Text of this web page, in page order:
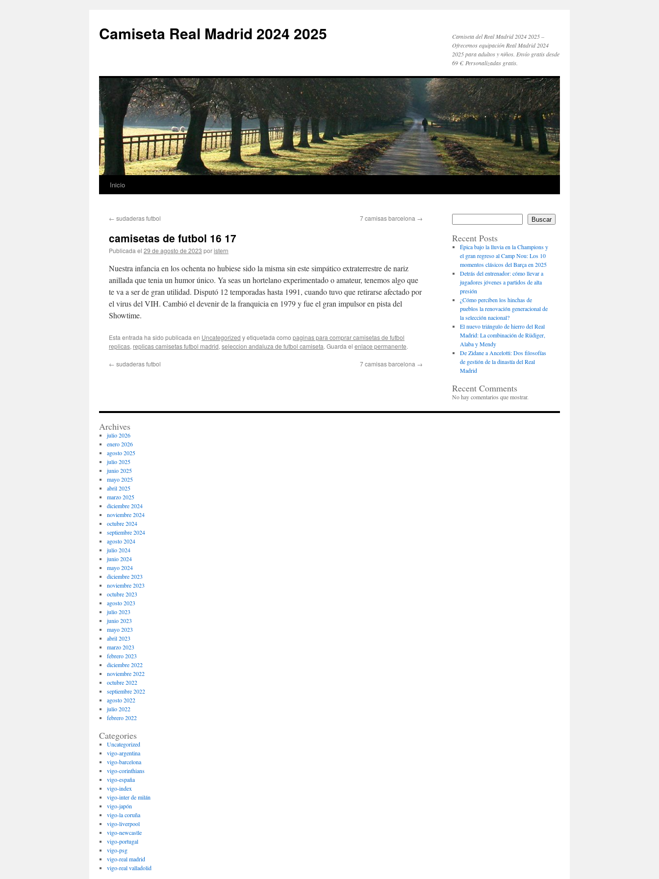
Camiseta Real Madrid 2024 2025
Camiseta del Real Madrid 2024 2025 –
Ofrecemos equipación Real Madrid 2024
2025 para adultos y niños. Envío gratis desde
69 €. Personalizadas gratis.
Saltar
contenido
Inicio
← sudaderas futbol 7 camisas barcelona →
camisetas de futbol 16 17
Publicada el 29 de agosto de 2023 poristern
Nuestra infancia en los ochenta no hubiese sido la misma sin este simpático extraterrestre de nariz
anillada que tenia un humor único. Ya seas un hortelano experimentado o amateur, tenemos algo que
te va a ser de gran utilidad. Disputó 12 temporadas hasta 1991, cuando tuvo que retirarse afectado por
el virus del VIH. Cambió el devenir de la franquicia en 1979 y fue el gran impulsor en pista del
Showtime.
Esta entrada ha sido publicada en Uncategorized y etiquetada como paginas para comprar camisetas de futbol
replicas, replicas camisetas futbol madrid, seleccion andaluza de futbol camiseta. Guarda el enlace permanente.
← sudaderas futbol 7 camisas barcelona →
Buscar
Recent Posts
Épica bajo la lluvia en la Champions y
el gran regreso al Camp Nou: Los 10
momentos clásicos del Barça en 2025
Detrás del entrenador: cómo llevar a
jugadores jóvenes a partidos de alta
presión
¿Cómo perciben los hinchas de
pueblos la renovación generacional de
la selección nacional?
El nuevo triángulo de hierro del Real
Madrid: La combinación de Rüdiger,
Alaba y Mendy
De Zidane a Ancelotti: Dos filosofías
de gestión de la dinastía del Real
Madrid
Recent Comments
No hay comentarios que mostrar.
Archives
julio 2026
enero 2026
agosto 2025
julio 2025
junio 2025
mayo 2025
abril 2025
marzo 2025
diciembre 2024
noviembre 2024
octubre 2024
septiembre 2024
agosto 2024
julio 2024
junio 2024
mayo 2024
diciembre 2023
noviembre 2023
octubre 2023
agosto 2023
julio 2023
junio 2023
mayo 2023
abril 2023
marzo 2023
febrero 2023
diciembre 2022
noviembre 2022
octubre 2022
septiembre 2022
agosto 2022
julio 2022
febrero 2022
Categories
Uncategorized
vigo-argentina
vigo-barcelona
vigo-corinthians
vigo-españa
vigo-index
vigo-inter de milán
vigo-japón
vigo-la coruña
vigo-liverpool
vigo-newcastle
vigo-portugal
vigo-psg
vigo-real madrid
vigo-real valladolid